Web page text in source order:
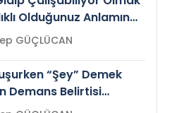
Olduğunuz Anlamına
mi?Zeynep GÜÇLÜCAN
“Şey” Demek
Demans Belirtisi
mi?